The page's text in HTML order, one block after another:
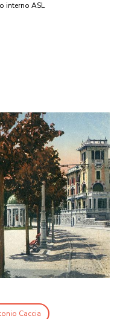
interno ASL
Caccia